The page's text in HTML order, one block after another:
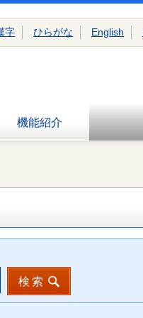
機能紹介
字 ひらがな English
検索